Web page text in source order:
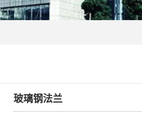
玻璃钢法兰